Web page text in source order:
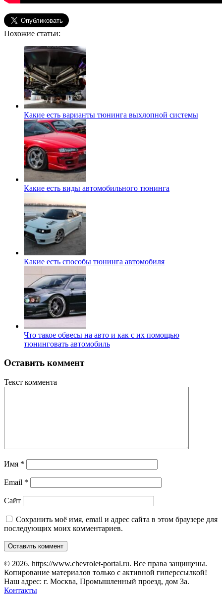
Похожие статьи:
Какие есть варианты тюнинга выхлопной системы
Какие есть виды автомобильного тюнинга
Какие есть способы тюнинга автомобиля
Что такое обвесы на авто и как с их помощью
тюнинговать автомобиль
Оставить коммент
Текст коммента
Имя *
Email *
Сайт
Сохранить моё имя, email и адрес сайта в этом браузере для
последующих моих комментариев.
© 2026. https://www.chevrolet-portal.ru. Все права защищены.
Копирование материалов только с активной гиперссылкой!
Наш адрес: г. Москва, Промышленный проезд, дом 3а.
Контакты